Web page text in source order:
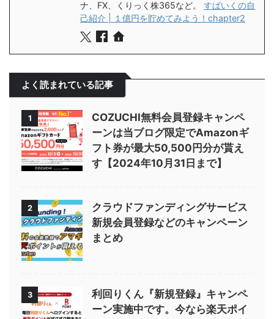
ナ、FX、くりっく株365など。 すぱいくの自
己紹介 | １億円を貯めてみよう！chapter2
よく読まれている記事
1
COZUCHI無料会員登録キャンペ
ーンは当ブログ限定でAmazonギ
フト券が最大50,500円分が貰え
す【2024年10月31日まで】
2
クラウドファンディングサービス
新規会員登録などのキャンペーン
まとめ
3
利回りくん『新規登録』キャンペ
ーン実施中です。今なら楽天ポイ